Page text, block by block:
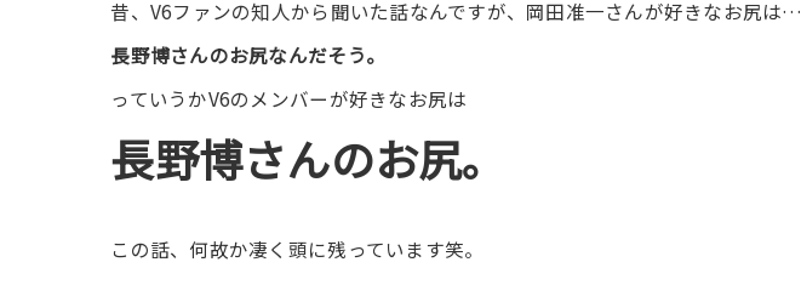
昔、V6ファンの知人から聞いた話なんですが、岡田准一さんが好きなお尻は…
長野博さんのお尻なんだそう。
っていうかV6のメンバーが好きなお尻は
長野博さんのお尻。
この話、何故か凄く頭に残っています笑。